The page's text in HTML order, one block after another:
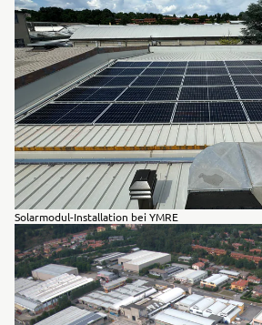
Solarmodul-Installation bei YMRE